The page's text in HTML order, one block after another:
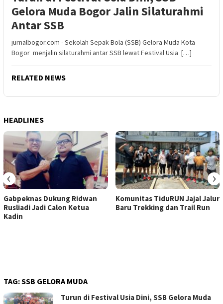
Gelora Muda Bogor Jalin Silaturahmi
Antar SSB
jurnalbogor.com - Sekolah Sepak Bola (SSB) Gelora Muda Kota
Bogor menjalin silaturahmi antar SSB lewat Festival Usia […]
RELATED NEWS
HEADLINES
Gabpeknas Dukung Ridwan
Rusliadi Jadi Calon Ketua
Kadin
Komunitas TiduRUN Jajal Jalur
Baru Trekking dan Trail Run
‹ ›
TAG:SSB GELORA MUDA
Turun di Festival Usia Dini, SSB Gelora Muda